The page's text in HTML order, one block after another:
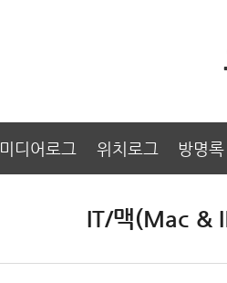
미디어로그 위치로그 방명록
IT/맥(Mac &